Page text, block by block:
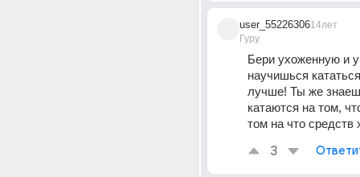
user_55226306
Гуру
14лет
Бери ухоженную и
научишься
лучше! Ты же
катаются на том,
том на что средств
3